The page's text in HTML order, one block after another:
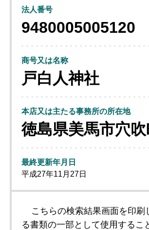
法人番号
9480005005120
商号又は名称
戸白人神社
本店又は主たる事務所の所在地
徳島県美馬市穴
最終更新年月日
平成27年11月27日
こちらの検索結果画面を印
る書類の一部として使用するこ